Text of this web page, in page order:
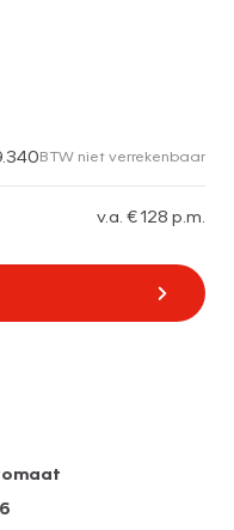
BTW niet verrekenbaar
v.a. € 128 p.m.